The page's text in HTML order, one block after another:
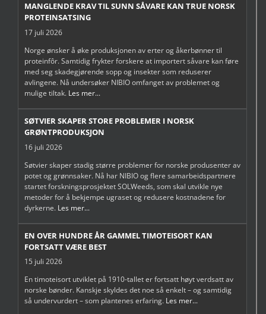
MANGLENDE KRAV TIL SUNN SÅVARE KAN TRUE NORSK
PROTEINSATSING
17 juli 2026
Norge ønsker å øke produksjonen av erter og åkerbønner til
proteinfôr. Samtidig frykter forskere at importert såvare kan føre
med seg skadegjørende sopp og insekter som reduserer
avlingene. Nå undersøker NIBIO omfanget av problemet og
mulige tiltak. Les mer...
SØTVIER SKAPER STORE PROBLEMER I NORSK
GRØNTPRODUKSJON
16 juli 2026
Søtvier skaper stadig større problemer for norske produsenter av
potet og grønnsaker. Nå har NIBIO og flere samarbeidspartnere
startet forskningsprosjektet SOLWeeds, som skal utvikle nye
metoder for å bekjempe ugraset og redusere kostnadene for
dyrkerne. Les mer...
EN OVER HUNDRE ÅR GAMMEL TIMOTEISORT KAN
FORTSATT VÆRE BEST
15 juli 2026
En timoteisort utviklet på 1910-tallet er fortsatt høyt verdsatt av
norske bønder. Kanskje skyldes det noe så enkelt – og samtidig
så undervurdert – som plantenes erfaring. Les mer...